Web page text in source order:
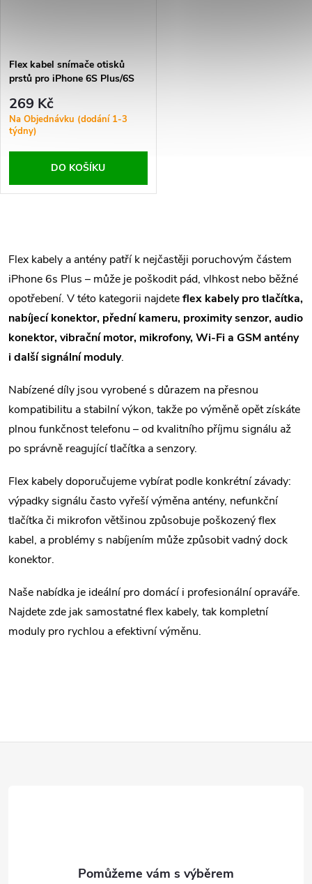
Flex kabel snímače otisků
prstů pro iPhone 6S Plus/6S
269 Kč
Na Objednávku (dodání 1-3
týdny)
DO KOŠÍKU
v
l
á
d
c
í
p
r
v
k
y
v
ý
u
Flex kabely a antény patří k nejčastěji poruchovým částem
iPhone 6s Plus – může je poškodit pád, vlhkost nebo běžné
opotřebení. V této kategorii najdeteflex kabely pro tlačítka,
nabíjecí konektor, přední kameru, proximity senzor, audio
konektor, vibrační motor, mikrofony, Wi-Fi a GSM antény
i další signální moduly.
Nabízené díly jsou vyrobené s důrazem na přesnou
kompatibilitu a stabilní výkon, takže po výměně opět získáte
plnou funkčnost telefonu – od kvalitního příjmu signálu až
po správně reagující tlačítka a senzory.
Flex kabely doporučujeme vybírat podle konkrétní závady:
výpadky signálu často vyřeší výměna antény, nefunkční
tlačítka či mikrofon většinou způsobuje poškozený flex
kabel, a problémy s nabíjením může způsobit vadný dock
konektor.
Naše nabídka je ideální pro domácí i profesionální opraváře.
Najdete zde jak samostatné flex kabely, tak kompletní
moduly pro rychlou a efektivní výměnu.